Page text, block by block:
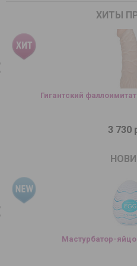
ХИТЫ
Гигантский
3 730
Мастурбатор-яйцо